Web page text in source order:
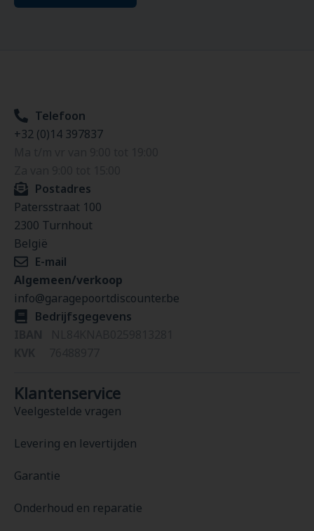
Telefoon
+32 (0)14 397837
Postadres
Patersstraat 100
2300 Turnhout
België
E-mail
Algemeen/verkoop
info@garagepoortdiscounter.be
Bedrijfsgegevens
Klantenservice
Veelgestelde vragen
Levering en levertijden
Garantie
Onderhoud en reparatie